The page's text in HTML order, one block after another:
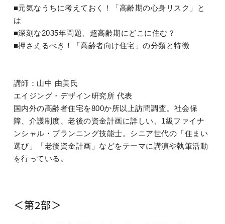
■元気なうちに考えておく！「高齢期の心身リスク」と
は
■深刻な2035年問題、超高齢期にどこに住む？
■押さえるべき！「高齢者向け住宅」の分類と特徴
講師：山中 由美氏
エイジング・デザイン研究所 代表
国内外の高齢者住宅を800か所以上訪問調査。社会保
障、介護制度、老後の資金計画に詳しい、1級ファイナ
ンシャル・プランニング技能士。シニア世代の「住まい
選び」「老後資金計画」などをテーマに講演や執筆活動
を行っている。
＜第2部＞